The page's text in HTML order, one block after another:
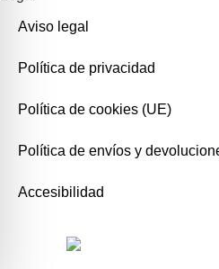
Aviso legal
Política de privacidad
Política de cookies (UE)
Política de envíos y
Accesibilidad